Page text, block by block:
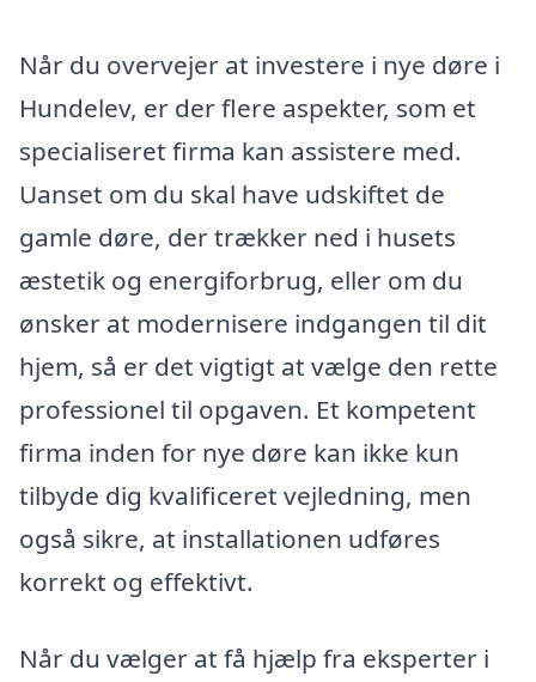
Når du overvejer at investere i nye døre i
Hundelev, er der flere aspekter, som et
specialiseret firma kan assistere med.
Uanset om du skal have udskiftet de
gamle døre, der trækker ned i husets
æstetik og energiforbrug, eller om du
ønsker at modernisere indgangen til dit
hjem, så er det vigtigt at vælge den rette
professionel til opgaven. Et kompetent
firma inden for nye døre kan ikke kun
tilbyde dig kvalificeret vejledning, men
også sikre, at installationen udføres
korrekt og effektivt.
Når du vælger at få hjælp fra eksperter i